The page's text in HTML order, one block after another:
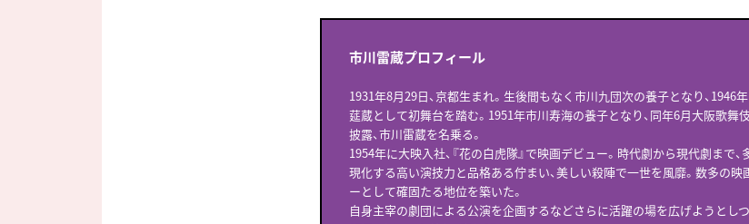
市川雷蔵プロフィール
1931年8月29日、京都生まれ。生後間もなく市川九団次の養子となり、1946
莚蔵として初舞台を踏む。1951年市川寿海の養子となり、同年6月大阪歌舞
披露、市川雷蔵を名乗る。
1954年に大映入社、『花の白虎隊』で映画デビュー。時代劇から現代劇まで
現化する高い演技力と品格ある佇まい、美しい殺陣で一世を風靡。数多の映
ーとして確固たる地位を築いた。
自身主宰の劇団による公演を企画するなどさらに活躍の場を広げようとし